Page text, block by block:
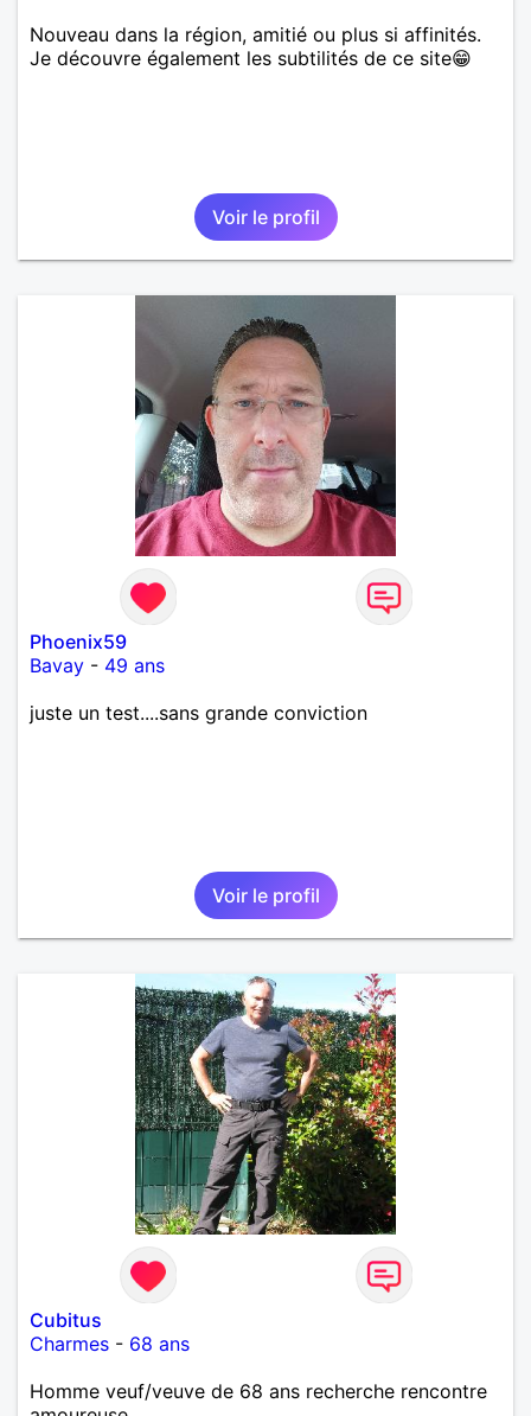
Nouveau dans la région, amitié ou plus si affinités.
Je découvre également les subtilités de ce site😁
Voir le profil
Phoenix59
Bavay - 49 ans
juste un test....sans grande conviction
Voir le profil
Cubitus
Charmes - 68 ans
Homme veuf/veuve de 68 ans recherche rencontre